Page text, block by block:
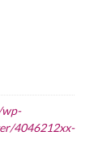
4046212xx-